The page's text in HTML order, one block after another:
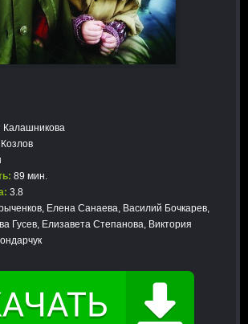
Калашникова
89 мин.
3.8
Елена Санаева, Василий Бочкарев,
Гусев, Елизавета Степанова, Виктория